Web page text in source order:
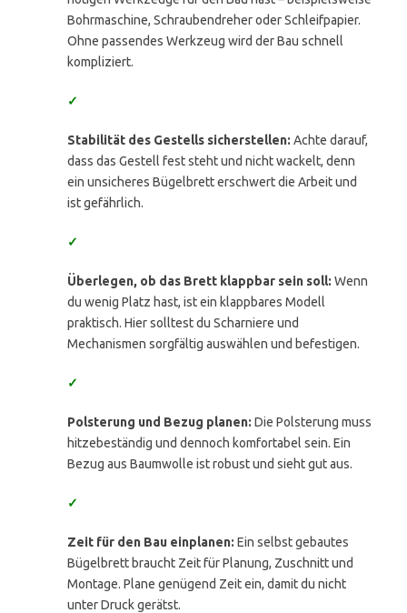
Bohrmaschine, Schraubendreher oder Schleifpapier.
Ohne passendes Werkzeug wird der Bau schnell
kompliziert.
✓
Stabilität des Gestells sicherstellen: Achte darauf,
dass das Gestell fest steht und nicht wackelt, denn
ein unsicheres Bügelbrett erschwert die Arbeit und
ist gefährlich.
✓
Überlegen, ob das Brett klappbar sein soll: Wenn
du wenig Platz hast, ist ein klappbares Modell
praktisch. Hier solltest du Scharniere und
Mechanismen sorgfältig auswählen und befestigen.
✓
Polsterung und Bezug planen: Die Polsterung muss
hitzebeständig und dennoch komfortabel sein. Ein
Bezug aus Baumwolle ist robust und sieht gut aus.
✓
Zeit für den Bau einplanen: Ein selbst gebautes
Bügelbrett braucht Zeit für Planung, Zuschnitt und
Montage. Plane genügend Zeit ein, damit du nicht
unter Druck gerätst.